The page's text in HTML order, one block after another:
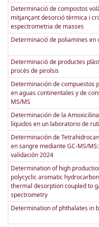
Determinació de compostos
mitjançant desorció tèrmica i
espectrometria de masses
Determinació de poliamines en
Determinació de productes
procés de pirolsis
Determinación de compuestos
en aguas continentales y de
MS/MS
Determinación de la
líquidos en un laboratorio de
Determinación de
en sangre mediante GC-MS/
validación 2024
Determination of high
polycyclic aromatic
thermal desorption coupled to
spectrometry
Determination of phthalates in